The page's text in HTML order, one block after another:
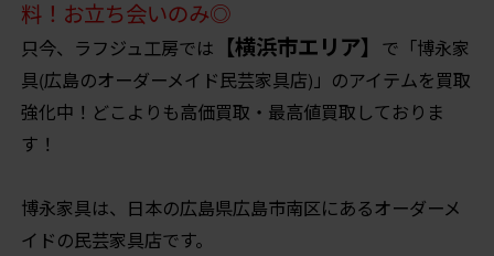
料！お立ち会いのみ◎
只今、ラフジュ工房では 【横浜市エリア】 で「博永家
具(広島のオーダーメイド民芸家具店)」のアイテムを買取
強化中！どこよりも高価買取・最高値買取しておりま
す！
博永家具は、日本の広島県広島市南区にあるオーダーメ
イドの民芸家具店です。